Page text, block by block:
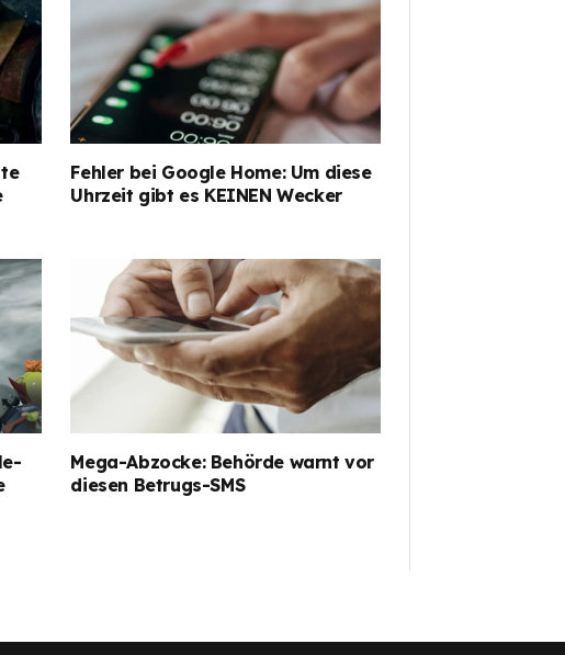
Fehler bei Google Home: Um diese
Uhrzeit gibt es KEINEN Wecker
Mega-Abzocke: Behörde warnt vor
diesen Betrugs-SMS